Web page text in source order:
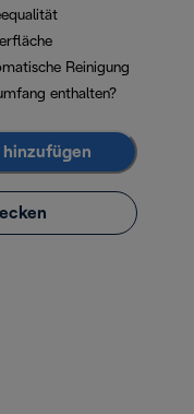
Reinigung
enthalten?